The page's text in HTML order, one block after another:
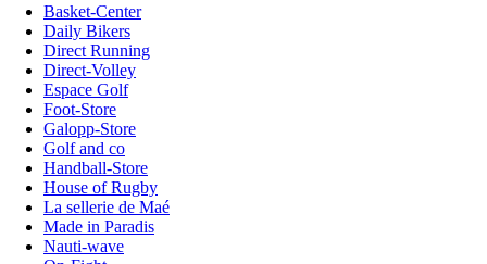
Basket-Center
Daily Bikers
Direct Running
Direct-Volley
Espace Golf
Foot-Store
Galopp-Store
Golf and co
Handball-Store
House of Rugby
La sellerie de Maé
Made in Paradis
Nauti-wave